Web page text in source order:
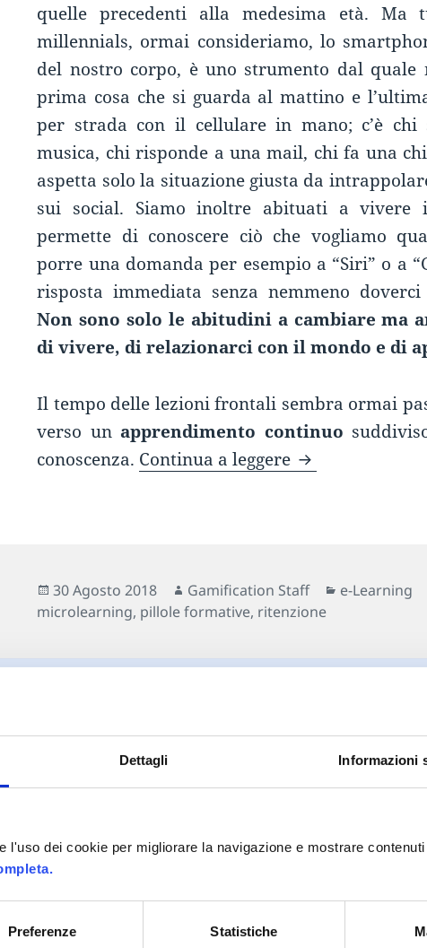
Dettagli Informazioni
l'uso dei cookie per migliorare la navigazione e mostrare
Preferenze Statistiche
quelle precedenti alla medesima età.
millennials, ormai consideriamo, lo
del nostro corpo, è uno strumento dal quale
prima cosa che si guarda al mattino e
per strada con il cellulare in mano; c’è chi
musica, chi risponde a una mail, chi fa una
aspetta solo la situazione giusta da
sui social. Siamo inoltre abituati a
permette di conoscere ciò che vogliamo
porre una domanda per esempio a “Siri” o a
risposta immediata senza nemmeno
Non sono solo le abitudini a cambiare ma
di vivere, di relazionarci con il mondo e di
Il tempo delle lezioni frontali sembra ormai
verso un apprendimento continuo
conoscenza. Continua a leggere
Scritto
il
30 Agosto 2018 Autore
Gamification Staff Categorie
e-Learning
microlearning, pillole formative, ritenzione